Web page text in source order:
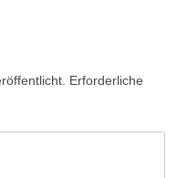
Erforderliche